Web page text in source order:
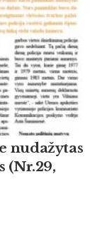
nudažytas
(Nr.29,